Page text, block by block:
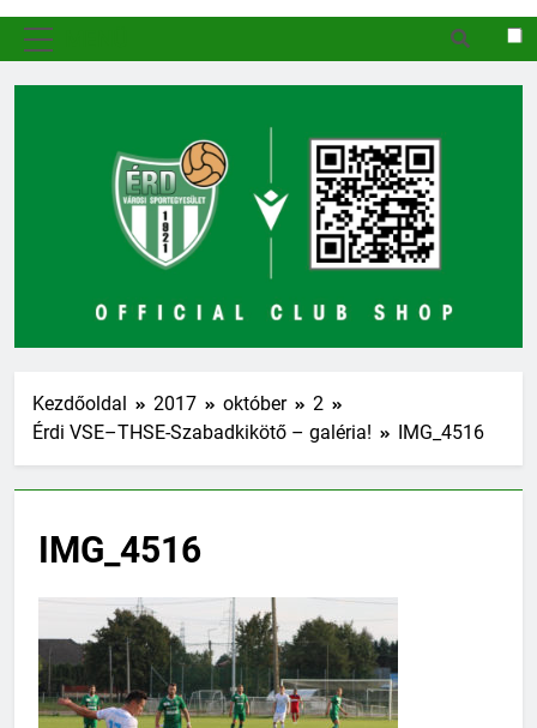
Kezdőoldal 2017 október
2
Érdi VSE–THSE-Szabadkikötő – galéria!
IMG_4516
IMG_4516